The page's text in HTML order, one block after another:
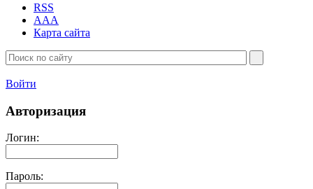
RSS
AAA
Карта сайта
Войти
Авторизация
Логин:
Пароль: